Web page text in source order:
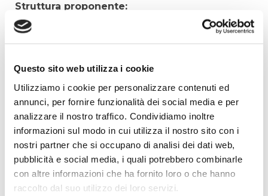
Questo sito web utilizza i cookie
Utilizziamo i cookie per personalizzare contenuti ed
annunci, per fornire funzionalità dei social media e per
analizzare il nostro traffico. Condividiamo inoltre
informazioni sul modo in cui utilizza il nostro sito con i
nostri partner che si occupano di analisi dei dati web,
pubblicità e social media, i quali potrebbero combinarle
con altre informazioni che ha fornito loro o che hanno
raccolto dal suo utilizzo dei loro servizi.
Struttura proponente:
'Irisacqua srl P.I./C.F. 01070220312. - Ufficio
Tecnico
MANUTENZIONE URGENTE PONTE VA' E VIENI
DEPURATORE DI STARANZANO
Elenco operatori invitati:
Codice Fiscale:
Procedura di scelta:
Affidamento ai sensi del Regolamento Generale
Aziendale per Lavori Servizi e Forniture